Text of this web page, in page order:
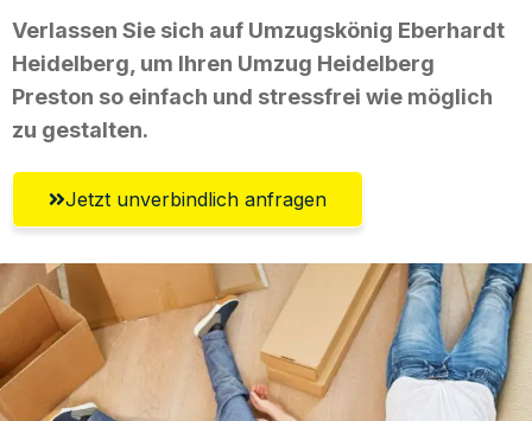
Verlassen Sie sich auf Umzugskönig Eberhardt
Heidelberg, um Ihren Umzug Heidelberg
Preston so einfach und stressfrei wie möglich
zu gestalten.
Jetzt unverbindlich anfragen